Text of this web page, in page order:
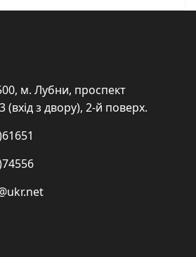
м. Лубни, проспект
з двору), 2-й поверх.